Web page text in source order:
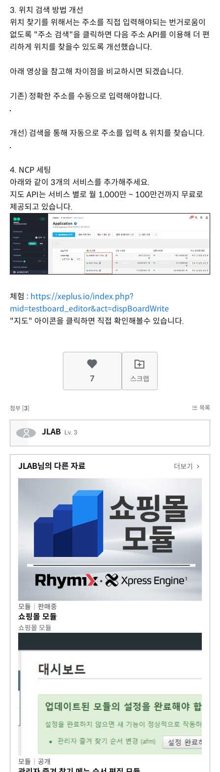
3. 위치 검색 방법 개선
위치 찾기를 위해서는 주소를 직접 입력해야되는 번거로움이
없도록 "주소 검색"을 클릭하면 다음 주소 API를 이용해 더 편
리하게 위치를 찾을수 있도록 개선했습니다.
아래 영상을 참고해 차이점을 비교하시면 되겠습니다.
기존) 정확한 주소를 수동으로 입력해야합니다.
개선) 검색을 통해 자동으로 주소를 입력 & 위치를 찾습니다.
4. NCP 세팅
아래와 같이 3개의 서비스를 추가해주세요.
지도 API는 서비스 별로 월 1,000만 ~ 100만건까지 무료로
제공되고 있습니다.
체험 : https://xeplus.io/index.php?
mid=testboard_editor&act=dispBoardWrite
"지도" 아이콘을 클릭하면 직접 확인해볼수 있습니다.
7 스크랩
첨부 [3] 목록
JLAB Lv. 3
JLAB님의 다른 자료 더보기
모듈 판매중
쇼핑몰 모듈
쇼핑몰 모듈
모듈 공개